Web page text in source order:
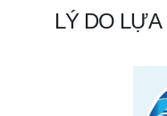
LÝ DO LỰA